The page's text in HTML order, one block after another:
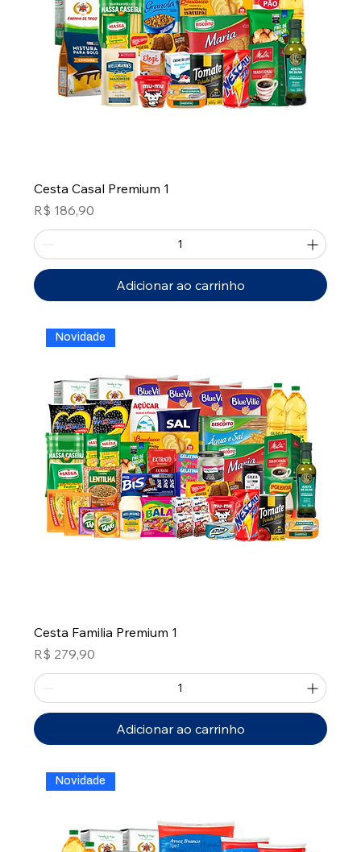
Cesta Casal Premium 1
Preço
R$ 186,90
Adicionar ao carrinho
Novidade
Cesta Familia Premium 1
Preço
R$ 279,90
Adicionar ao carrinho
Novidade